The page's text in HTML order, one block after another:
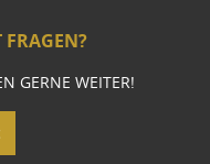
FRAGEN?
GERNE WEITER!